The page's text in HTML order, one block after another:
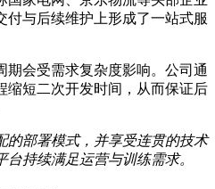
付与后续维护上形成了一站式服
期会受需求复杂度影响。公司通
缩短二次开发时间，从而保证后
的部署模式，并享受连贯的技术
持续满足运营与训练需求。